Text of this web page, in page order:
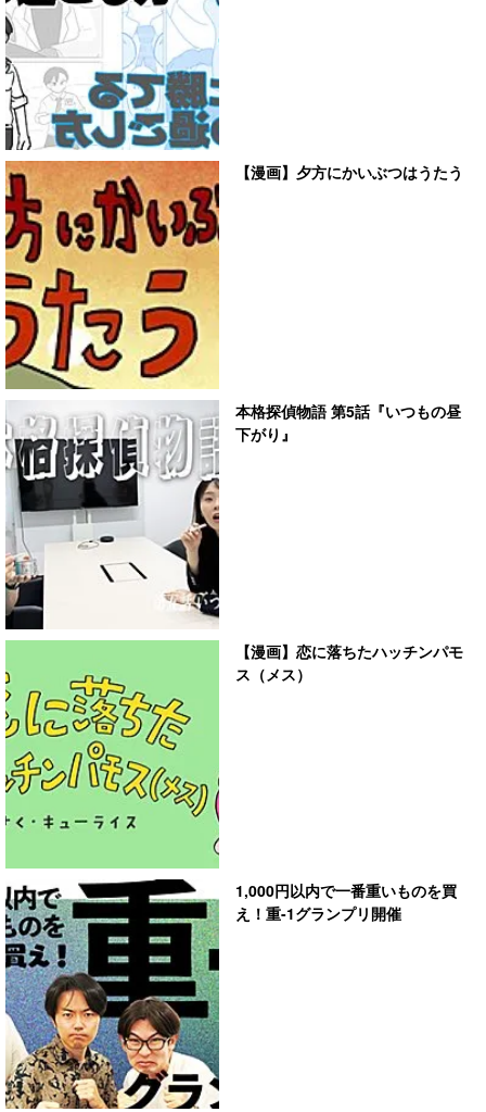
【漫画】夕方にかいぶつはうたう
本格探偵物語 第5話『いつもの昼
下がり』
【漫画】恋に落ちたハッチンパモ
ス（メス）
1,000円以内で一番重いものを買
え！重-1グランプリ開催